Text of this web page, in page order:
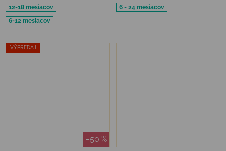
12-18 mesiacov
6-12 mesiacov
6 - 24 mesiacov
VÝPREDAJ
–50 %